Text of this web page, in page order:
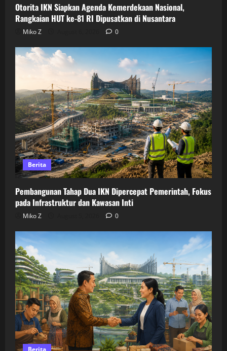
Otorita IKN Siapkan Agenda Kemerdekaan Nasional,
Rangkaian HUT ke-81 RI Dipusatkan di Nusantara
Miko Z 0
Berita
Pembangunan Tahap Dua IKN Dipercepat Pemerintah, Fokus
pada Infrastruktur dan Kawasan Inti
Miko Z 0